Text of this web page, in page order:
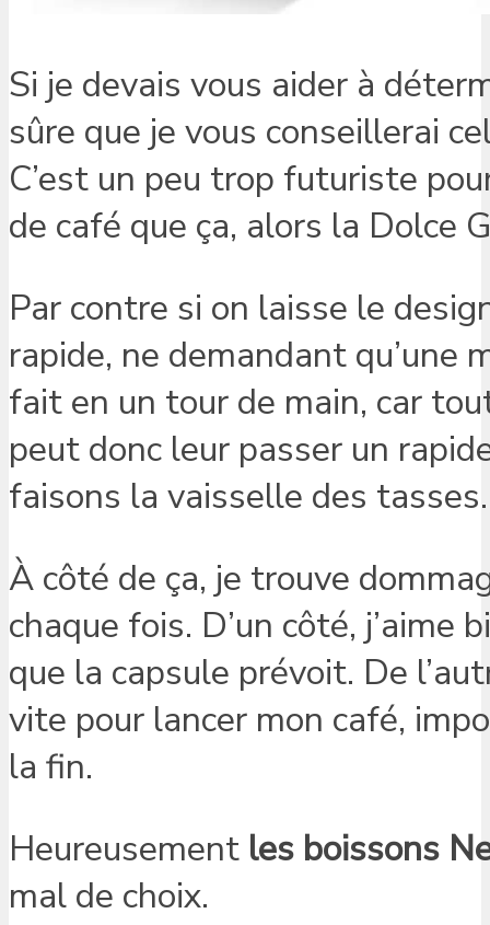
Si je devais vous aider à
sûre que je vous conseillerai
C’est un peu trop futuriste
de café que ça, alors la Dolce
Par contre si on laisse le
rapide, ne demandant qu’une
fait en un tour de main, car
peut donc leur passer un
faisons la vaisselle des tasses.
À côté de ça, je trouve
chaque fois. D’un côté, j’aime
que la capsule prévoit. De
vite pour lancer mon café,
la fin.
Heureusement les boissons
mal de choix.